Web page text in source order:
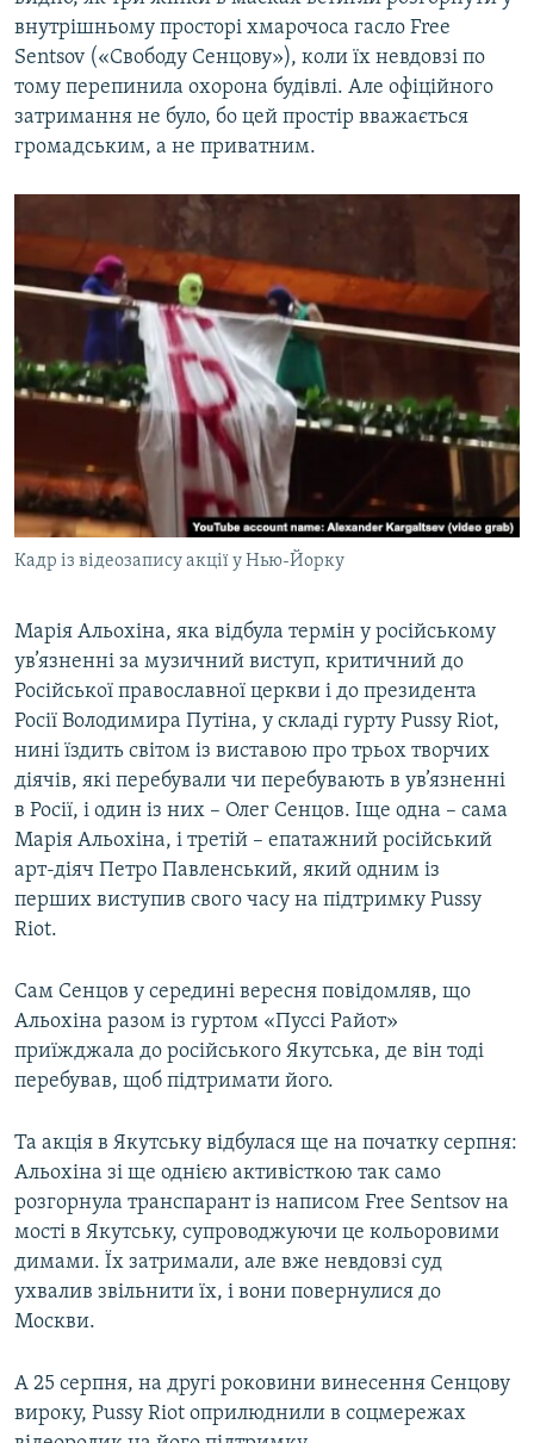
внутрішньому просторі хмарочоса гасло Free
Sentsov («Свободу Сенцову»), коли їх невдовзі по
тому перепинила охорона будівлі. Але офіційного
затримання не було, бо цей простір вважається
громадським, а не приватним.
Кадр із відеозапису акції у Нью-Йорку
Марія Альохіна, яка відбула термін у російському
ув’язненні за музичний виступ, критичний до
Російської православної церкви і до президента
Росії Володимира Путіна, у складі гурту Pussy Riot,
нині їздить світом із виставою про трьох творчих
діячів, які перебували чи перебувають в ув’язненні
в Росії, і один із них – Олег Сенцов. Іще одна – сама
Марія Альохіна, і третій – епатажний російський
арт-діяч Петро Павленський, який одним із
перших виступив свого часу на підтримку Pussy
Riot.
Сам Сенцов у середині вересня повідомляв, що
Альохіна разом із гуртом «Пуссі Райот»
приїжджала до російського Якутська, де він тоді
перебував, щоб підтримати його.
Та акція в Якутську відбулася ще на початку серпня:
Альохіна зі ще однією активісткою так само
розгорнула транспарант із написом Free Sentsov на
мості в Якутську, супроводжуючи це кольоровими
димами. Їх затримали, але вже невдовзі суд
ухвалив звільнити їх, і вони повернулися до
Москви.
А 25 серпня, на другі роковини винесення Сенцову
вироку, Pussy Riot оприлюднили в соцмережах